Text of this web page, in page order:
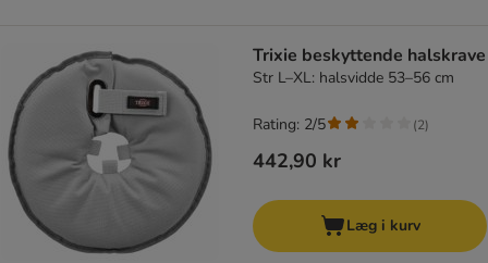
Trixie beskyttende halskrave
Str L–XL: halsvidde 53–56 cm
442,90 kr
Rating: 2/5 (2)
Læg i kurv